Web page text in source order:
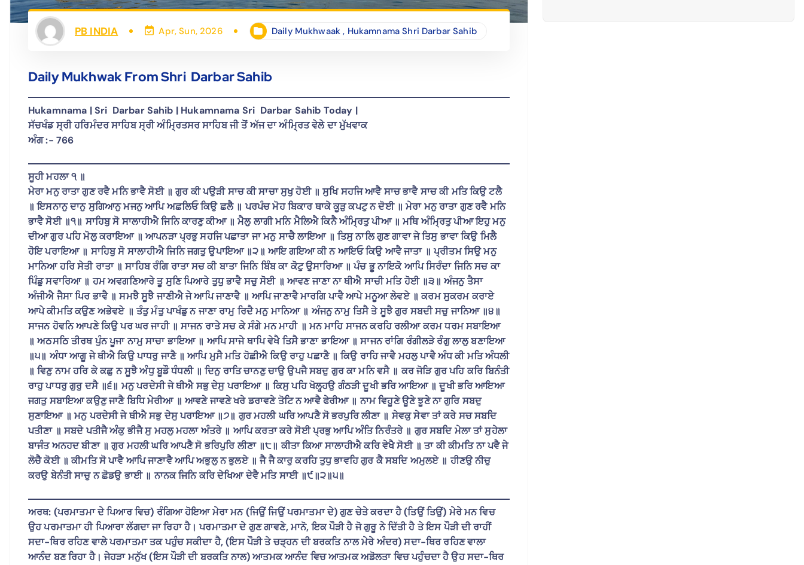
PB INDIA Apr, Sun, 2026 Daily Mukhwaak , Hukamnama Shri Darbar Sahib
Daily Mukhwak From Shri Darbar Sahib
Hukamnama | Sri Darbar Sahib | Hukamnama Sri Darbar Sahib Today |
ਸੱਚਖੰਡ ਸ੍ਰੀ ਹਰਿਮੰਦਰ ਸਾਹਿਬ ਸ੍ਰੀ ਅੰਮ੍ਰਿਤਸਰ ਸਾਹਿਬ ਜੀ ਤੋਂ ਅੱਜ ਦਾ ਅੰਮ੍ਰਿਤ ਵੇਲੇ ਦਾ ਮੁੱਖਵਾਕ
ਅੰਗ :- 766
ਸੂਹੀ ਮਹਲਾ ੧ ॥
ਮੇਰਾ ਮਨੁ ਰਾਤਾ ਗੁਣ ਰਵੈ ਮਨਿ ਭਾਵੈ ਸੋਈ ॥ ਗੁਰ ਕੀ ਪਉੜੀ ਸਾਚ ਕੀ ਸਾਚਾ ਸੁਖੁ ਹੋਈ ॥ ਸੁਖਿ ਸਹਜਿ ਆਵੈ ਸਾਚ ਭਾਵੈ ਸਾਚ ਕੀ ਮਤਿ ਕਿਉ ਟਲੈ
॥ ਇਸਨਾਨੁ ਦਾਨੁ ਸੁਗਿਆਨੁ ਮਜਨੁ ਆਪਿ ਅਛਲਿਓ ਕਿਉ ਛਲੈ ॥ ਪਰਪੰਚ ਮੋਹ ਬਿਕਾਰ ਥਾਕੇ ਕੂੜੁ ਕਪਟੁ ਨ ਦੋਈ ॥ ਮੇਰਾ ਮਨੁ ਰਾਤਾ ਗੁਣ ਰਵੈ ਮਨਿ
ਭਾਵੈ ਸੋਈ ॥੧॥ ਸਾਹਿਬੁ ਸੋ ਸਾਲਾਹੀਐ ਜਿਨਿ ਕਾਰਣੁ ਕੀਆ ॥ ਮੈਲੁ ਲਾਗੀ ਮਨਿ ਮੈਲਿਐ ਕਿਨੈ ਅੰਮ੍ਰਿਤੁ ਪੀਆ ॥ ਮਥਿ ਅੰਮ੍ਰਿਤੁ ਪੀਆ ਇਹੁ ਮਨੁ
ਦੀਆ ਗੁਰ ਪਹਿ ਮੋਲੁ ਕਰਾਇਆ ॥ ਆਪਨੜਾ ਪ੍ਰਭੁ ਸਹਜਿ ਪਛਾਤਾ ਜਾ ਮਨੁ ਸਾਚੈ ਲਾਇਆ ॥ ਤਿਸੁ ਨਾਲਿ ਗੁਣ ਗਾਵਾ ਜੇ ਤਿਸੁ ਭਾਵਾ ਕਿਉ ਮਿਲੈ
ਹੋਇ ਪਰਾਇਆ ॥ ਸਾਹਿਬੁ ਸੋ ਸਾਲਾਹੀਐ ਜਿਨਿ ਜਗਤੁ ਉਪਾਇਆ ॥੨॥ ਆਇ ਗਇਆ ਕੀ ਨ ਆਇਓ ਕਿਉ ਆਵੈ ਜਾਤਾ ॥ ਪ੍ਰੀਤਮ ਸਿਉ ਮਨੁ
ਮਾਨਿਆ ਹਰਿ ਸੇਤੀ ਰਾਤਾ ॥ ਸਾਹਿਬ ਰੰਗਿ ਰਾਤਾ ਸਚ ਕੀ ਬਾਤਾ ਜਿਨਿ ਬਿੰਬ ਕਾ ਕੋਟੁ ਉਸਾਰਿਆ ॥ ਪੰਚ ਭੂ ਨਾਇਕੋ ਆਪਿ ਸਿਰੰਦਾ ਜਿਨਿ ਸਚ ਕਾ
ਪਿੰਡੁ ਸਵਾਰਿਆ ॥ ਹਮ ਅਵਗਣਿਆਰੇ ਤੂ ਸੁਣਿ ਪਿਆਰੇ ਤੁਧੁ ਭਾਵੈ ਸਚੁ ਸੋਈ ॥ ਆਵਣ ਜਾਣਾ ਨਾ ਥੀਐ ਸਾਚੀ ਮਤਿ ਹੋਈ ॥੩॥ ਅੰਜਨੁ ਤੈਸਾ
ਅੰਜੀਐ ਜੈਸਾ ਪਿਰ ਭਾਵੈ ॥ ਸਮਝੈ ਸੂਝੈ ਜਾਣੀਐ ਜੇ ਆਪਿ ਜਾਣਾਵੈ ॥ ਆਪਿ ਜਾਣਾਵੈ ਮਾਰਗਿ ਪਾਵੈ ਆਪੇ ਮਨੂਆ ਲੇਵਏ ॥ ਕਰਮ ਸੁਕਰਮ ਕਰਾਏ
ਆਪੇ ਕੀਮਤਿ ਕਉਣ ਅਭੇਵਏ ॥ ਤੰਤੁ ਮੰਤੁ ਪਾਖੰਡੁ ਨ ਜਾਣਾ ਰਾਮੁ ਰਿਦੈ ਮਨੁ ਮਾਨਿਆ ॥ ਅੰਜਨੁ ਨਾਮੁ ਤਿਸੈ ਤੇ ਸੂਝੈ ਗੁਰ ਸਬਦੀ ਸਚੁ ਜਾਨਿਆ ॥੪॥
ਸਾਜਨ ਹੋਵਨਿ ਆਪਣੇ ਕਿਉ ਪਰ ਘਰ ਜਾਹੀ ॥ ਸਾਜਨ ਰਾਤੇ ਸਚ ਕੇ ਸੰਗੇ ਮਨ ਮਾਹੀ ॥ ਮਨ ਮਾਹਿ ਸਾਜਨ ਕਰਹਿ ਰਲੀਆ ਕਰਮ ਧਰਮ ਸਬਾਇਆ
॥ ਅਠਸਠਿ ਤੀਰਥ ਪੁੰਨ ਪੂਜਾ ਨਾਮੁ ਸਾਚਾ ਭਾਇਆ ॥ ਆਪਿ ਸਾਜੇ ਥਾਪਿ ਵੇਖੈ ਤਿਸੈ ਭਾਣਾ ਭਾਇਆ ॥ ਸਾਜਨ ਰਾਂਗਿ ਰੰਗੀਲੜੇ ਰੰਗੁ ਲਾਲੁ ਬਣਾਇਆ
॥੫॥ ਅੰਧਾ ਆਗੂ ਜੇ ਥੀਐ ਕਿਉ ਪਾਧਰੁ ਜਾਣੈ ॥ ਆਪਿ ਮੁਸੈ ਮਤਿ ਹੋਛੀਐ ਕਿਉ ਰਾਹੁ ਪਛਾਣੈ ॥ ਕਿਉ ਰਾਹਿ ਜਾਵੈ ਮਹਲੁ ਪਾਵੈ ਅੰਧ ਕੀ ਮਤਿ ਅੰਧਲੀ
॥ ਵਿਣੁ ਨਾਮ ਹਰਿ ਕੇ ਕਛੁ ਨ ਸੂਝੈ ਅੰਧੁ ਬੂਡੌ ਧੰਧਲੀ ॥ ਦਿਨੁ ਰਾਤਿ ਚਾਨਣੁ ਚਾਉ ਉਪਜੈ ਸਬਦੁ ਗੁਰ ਕਾ ਮਨਿ ਵਸੈ ॥ ਕਰ ਜੋੜਿ ਗੁਰ ਪਹਿ ਕਰਿ ਬਿਨੰਤੀ
ਰਾਹੁ ਪਾਧਰੁ ਗੁਰੁ ਦਸੈ ॥੬॥ ਮਨੁ ਪਰਦੇਸੀ ਜੇ ਥੀਐ ਸਭੁ ਦੇਸੁ ਪਰਾਇਆ ॥ ਕਿਸੁ ਪਹਿ ਖੋਲ੍ਹ੍ਹਉ ਗੰਠੜੀ ਦੂਖੀ ਭਰਿ ਆਇਆ ॥ ਦੂਖੀ ਭਰਿ ਆਇਆ
ਜਗਤੁ ਸਬਾਇਆ ਕਉਣੁ ਜਾਣੈ ਬਿਧਿ ਮੇਰੀਆ ॥ ਆਵਣੇ ਜਾਵਣੇ ਖਰੇ ਡਰਾਵਣੇ ਤੋਟਿ ਨ ਆਵੈ ਫੇਰੀਆ ॥ ਨਾਮ ਵਿਹੂਣੇ ਊਣੇ ਝੂਣੇ ਨਾ ਗੁਰਿ ਸਬਦੁ
ਸੁਣਾਇਆ ॥ ਮਨੁ ਪਰਦੇਸੀ ਜੇ ਥੀਐ ਸਭੁ ਦੇਸੁ ਪਰਾਇਆ ॥੭॥ ਗੁਰ ਮਹਲੀ ਘਰਿ ਆਪਣੈ ਸੋ ਭਰਪੁਰਿ ਲੀਣਾ ॥ ਸੇਵਕੁ ਸੇਵਾ ਤਾਂ ਕਰੇ ਸਚ ਸਬਦਿ
ਪਤੀਣਾ ॥ ਸਬਦੇ ਪਤੀਜੈ ਅੰਕੁ ਭੀਜੈ ਸੁ ਮਹਲੁ ਮਹਲਾ ਅੰਤਰੇ ॥ ਆਪਿ ਕਰਤਾ ਕਰੇ ਸੋਈ ਪ੍ਰਭੁ ਆਪਿ ਅੰਤਿ ਨਿਰੰਤਰੇ ॥ ਗੁਰ ਸਬਦਿ ਮੇਲਾ ਤਾਂ ਸੁਹੇਲਾ
ਬਾਜੰਤ ਅਨਹਦ ਬੀਣਾ ॥ ਗੁਰ ਮਹਲੀ ਘਰਿ ਆਪਣੈ ਸੋ ਭਰਿਪੁਰਿ ਲੀਣਾ ॥੮॥ ਕੀਤਾ ਕਿਆ ਸਾਲਾਹੀਐ ਕਰਿ ਵੇਖੈ ਸੋਈ ॥ ਤਾ ਕੀ ਕੀਮਤਿ ਨਾ ਪਵੈ ਜੇ
ਲੋਚੈ ਕੋਈ ॥ ਕੀਮਤਿ ਸੋ ਪਾਵੈ ਆਪਿ ਜਾਣਾਵੈ ਆਪਿ ਅਭੁਲੁ ਨ ਭੁਲਏ ॥ ਜੈ ਜੈ ਕਾਰੁ ਕਰਹਿ ਤੁਧੁ ਭਾਵਹਿ ਗੁਰ ਕੈ ਸਬਦਿ ਅਮੁਲਏ ॥ ਹੀਣਉ ਨੀਚੁ
ਕਰਉ ਬੇਨੰਤੀ ਸਾਚੁ ਨ ਛੋਡਉ ਭਾਈ ॥ ਨਾਨਕ ਜਿਨਿ ਕਰਿ ਦੇਖਿਆ ਦੇਵੈ ਮਤਿ ਸਾਈ ॥੯॥੨॥੫॥
ਅਰਥ: (ਪਰਮਾਤਮਾ ਦੇ ਪਿਆਰ ਵਿਚ) ਰੰਗਿਆ ਹੋਇਆ ਮੇਰਾ ਮਨ (ਜਿਉਂ ਜਿਉਂ ਪਰਮਾਤਮਾ ਦੇ) ਗੁਣ ਚੇਤੇ ਕਰਦਾ ਹੈ (ਤਿਉਂ ਤਿਉਂ) ਮੇਰੇ ਮਨ ਵਿਚ
ਉਹ ਪਰਮਾਤਮਾ ਹੀ ਪਿਆਰਾ ਲੱਗਦਾ ਜਾ ਰਿਹਾ ਹੈ। ਪਰਮਾਤਮਾ ਦੇ ਗੁਣ ਗਾਵਣੇ, ਮਾਨੋ, ਇਕ ਪੌੜੀ ਹੈ ਜੋ ਗੁਰੂ ਨੇ ਦਿੱਤੀ ਹੈ ਤੇ ਇਸ ਪੌੜੀ ਦੀ ਰਾਹੀਂ
ਸਦਾ-ਥਿਰ ਰਹਿਣ ਵਾਲੇ ਪਰਮਾਤਮਾ ਤਕ ਪਹੁੰਚ ਸਕੀਦਾ ਹੈ, (ਇਸ ਪੌੜੀ ਤੇ ਚੜ੍ਹਨ ਦੀ ਬਰਕਤਿ ਨਾਲ ਮੇਰੇ ਅੰਦਰ) ਸਦਾ-ਥਿਰ ਰਹਿਣ ਵਾਲਾ
ਆਨੰਦ ਬਣ ਰਿਹਾ ਹੈ। ਜੇਹੜਾ ਮਨੁੱਖ (ਇਸ ਪੌੜੀ ਦੀ ਬਰਕਤਿ ਨਾਲ) ਆਤਮਕ ਆਨੰਦ ਵਿਚ ਆਤਮਕ ਅਡੋਲਤਾ ਵਿਚ ਪਹੁੰਚਦਾ ਹੈ ਉਹ ਸਦਾ-ਥਿਰ